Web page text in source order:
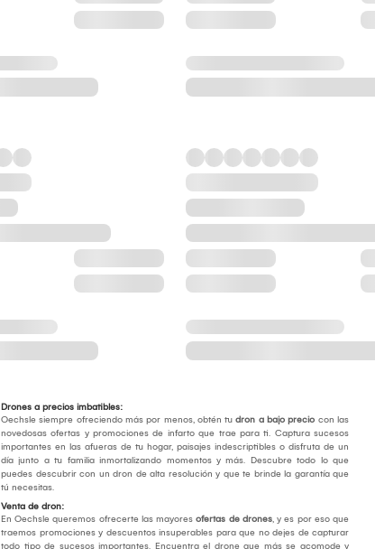
Drones a precios imbatibles:
Oechsle siempre ofreciendo más por menos, obtén tudron a bajo precio con las
novedosas ofertas y promociones de infarto que trae para ti. Captura sucesos
importantes en las afueras de tu hogar, paisajes indescriptibles o disfruta de un
día junto a tu familia inmortalizando momentos y más. Descubre todo lo que
puedes descubrir con un dron de alta resolución y que te brinde la garantía que
tú necesitas.
Venta de dron:
En Oechsle queremos ofrecerte las mayoresofertas de drones, y es por eso que
traemos promociones y descuentos insuperables para que no dejes de capturar
todo tipo de sucesos importantes. Encuentra el drone que más se acomode y